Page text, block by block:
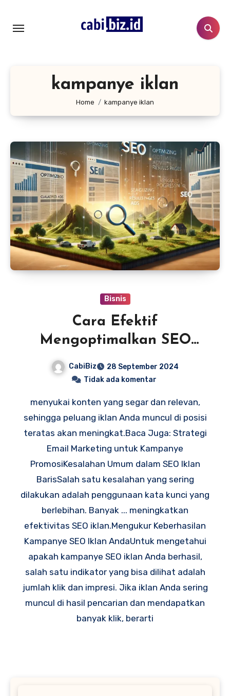
konten
kampanye iklan
Home kampanye iklan
Bisnis
Cara Efektif
Mengoptimalkan SEO
Iklan untuk Bisnis Anda
CabiBiz
28 September 2024
Tidak ada komentar
menyukai konten yang segar dan relevan,
sehingga peluang iklan Anda muncul di posisi
teratas akan meningkat.Baca Juga: Strategi
Email Marketing untuk Kampanye
PromosiKesalahan Umum dalam SEO Iklan
BarisSalah satu kesalahan yang sering
dilakukan adalah penggunaan kata kunci yang
berlebihan. Banyak ... meningkatkan
efektivitas SEO iklan.Mengukur Keberhasilan
Kampanye SEO Iklan AndaUntuk mengetahui
apakah kampanye SEO iklan Anda berhasil,
salah satu indikator yang bisa dilihat adalah
jumlah klik dan impresi. Jika iklan Anda sering
muncul di hasil pencarian dan mendapatkan
banyak klik, berarti